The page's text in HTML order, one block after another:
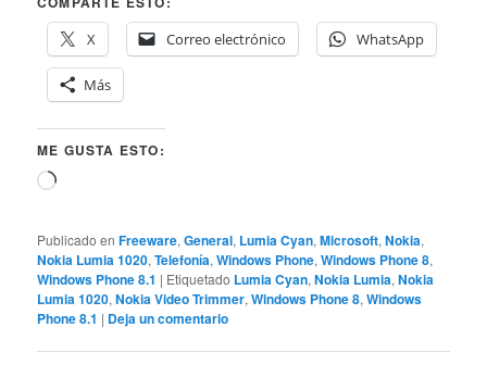
X
Correo electrónico WhatsApp
Más
ME GUSTA ESTO:
Cargando...
Publicado en Freeware,General, Lumia Cyan,Microsoft,Nokia,
Nokia Lumia 1020,Telefonía,Windows Phone,Windows Phone 8,
Windows Phone 8.1 | Etiquetado Lumia Cyan,Nokia Lumia,Nokia
Lumia 1020,Nokia Video Trimmer,Windows Phone 8,Windows
Phone 8.1 | Deja un comentario